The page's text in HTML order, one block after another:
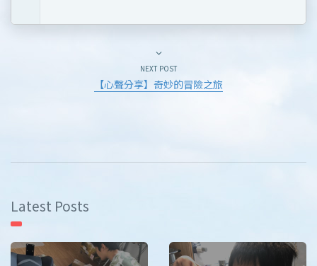
NEXT POST
【心聲分享】奇妙的冒險之旅
Latest Posts